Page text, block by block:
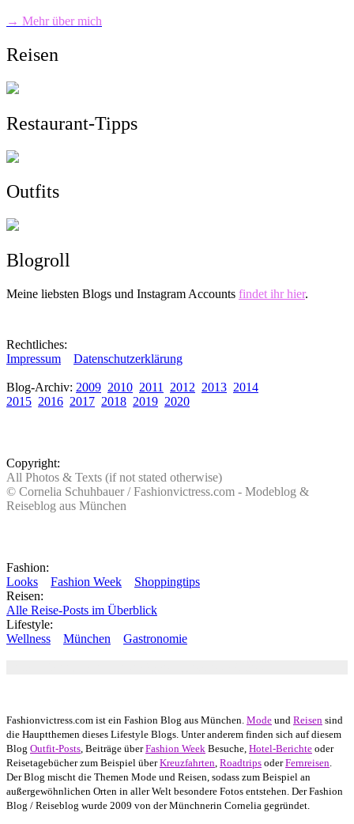
→ Mehr über mich
Reisen
Restaurant-Tipps
Outfits
Blogroll
Meine liebsten Blogs und Instagram Accounts findet ihr hier.
Rechtliches:
Impressum
Datenschutzerklärung
Blog-Archiv: 2009 2010 2011 2012 2013 2014
2015 2016 2017 2018 2019 2020
Copyright:
All Photos & Texts (if not stated otherwise)
© Cornelia Schuhbauer / Fashionvictress.com - Modeblog &
Reiseblog aus München
Fashion:
Looks
Fashion Week
Shoppingtips
Reisen:
Alle Reise-Posts im Überblick
Lifestyle:
Wellness
München Gastronomie
Fashionvictress.com ist ein Fashion Blog aus München. Mode und Reisen sind
die Hauptthemen dieses Lifestyle Blogs. Unter anderem finden sich auf diesem
Blog Outfit-Posts, Beiträge überFashion Week Besuche, Hotel-Berichte oder
Reisetagebücher zum Beispiel überKreuzfahrten, Roadtrips oderFernreisen.
Der Blog mischt die Themen Mode und Reisen, sodass zum Beispiel an
außergewöhnlichen Orten in aller Welt besondere Fotos entstehen. Der Fashion
Blog / Reiseblog wurde 2009 von der Münchnerin Cornelia gegründet.